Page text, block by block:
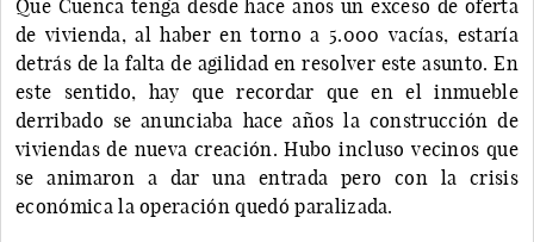
Que Cuenca tenga desde hace años un exceso de oferta
de vivienda, al haber en torno a 5.000 vacías, estaría
detrás de la falta de agilidad en resolver este asunto. En
este sentido, hay que recordar que en el inmueble
derribado se anunciaba hace años la construcción de
viviendas de nueva creación. Hubo incluso vecinos que
se animaron a dar una entrada pero con la crisis
económica la operación quedó paralizada.